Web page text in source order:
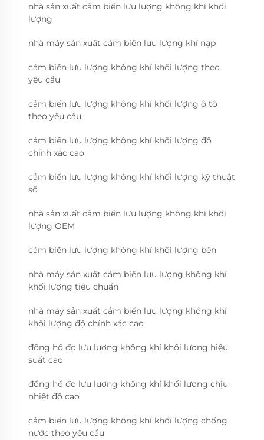
nhà sản xuất cảm biến lưu lượng không khí khối
lượng
nhà máy sản xuất cảm biến lưu lượng khí nạp
cảm biến lưu lượng không khí khối lượng theo
yêu cầu
cảm biến lưu lượng không khí khối lượng ô tô
theo yêu cầu
cảm biến lưu lượng không khí khối lượng độ
chính xác cao
cảm biến lưu lượng không khí khối lượng kỹ thuật
số
nhà sản xuất cảm biến lưu lượng không khí khối
lượng OEM
cảm biến lưu lượng không khí khối lượng bền
nhà máy sản xuất cảm biến lưu lượng không khí
khối lượng tiêu chuẩn
nhà máy sản xuất cảm biến lưu lượng không khí
khối lượng độ chính xác cao
đồng hồ đo lưu lượng không khí khối lượng hiệu
suất cao
đồng hồ đo lưu lượng không khí khối lượng chịu
nhiệt độ cao
cảm biến lưu lượng không khí khối lượng chống
nước theo yêu cầu